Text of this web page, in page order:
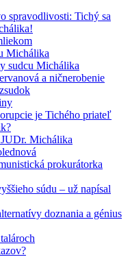
spravodlivosti: Tichý sa
Michálika
sudcu Michálika
a ničnerobenie
je Tichého priateľ
Michálika
prokurátorka
súdu – už napísal
doznania a génius